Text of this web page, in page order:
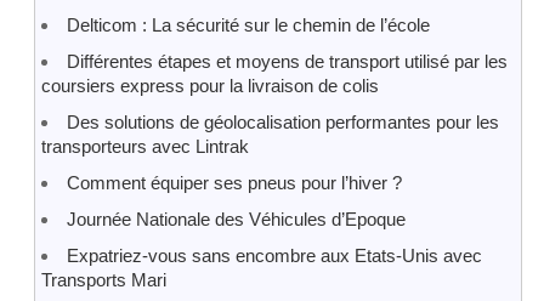
Delticom : La sécurité sur le chemin de l’école
Différentes étapes et moyens de transport utilisé par les
coursiers express pour la livraison de colis
Des solutions de géolocalisation performantes pour les
transporteurs avec Lintrak
Comment équiper ses pneus pour l’hiver ?
Journée Nationale des Véhicules d’Epoque
Expatriez-vous sans encombre aux Etats-Unis avec
Transports Mari